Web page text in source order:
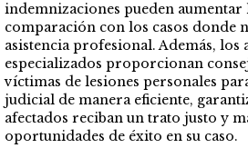
indemnizaciones pueden aumentar
comparación con los casos donde
asistencia profesional. Además, los
especializados proporcionan
víctimas de lesiones personales
judicial de manera eficiente,
afectados reciban un trato justo y
oportunidades de éxito en su caso.